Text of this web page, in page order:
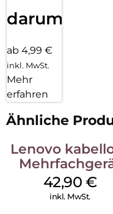
darum!
ab 4,99 €
inkl. MwSt.
Mehr
erfahren
Ähnliche
Lenovo
Luna Grey
42,90 €
inkl. MwSt.